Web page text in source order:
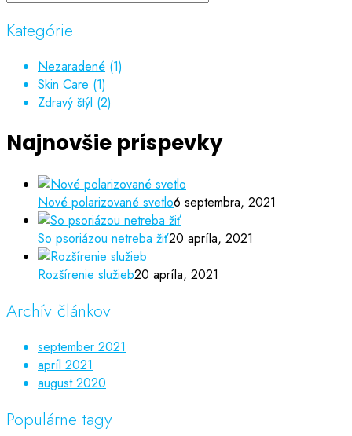
Kategórie
Nezaradené (1)
Skin Care (1)
Zdravý štýl (2)
Najnovšie príspevky
Nové polarizované svetlo6 septembra, 2021
So psoriázou netreba žiť20 apríla, 2021
Rozšírenie služieb20 apríla, 2021
Archív článkov
september 2021
apríl 2021
august 2020
Populárne tagy